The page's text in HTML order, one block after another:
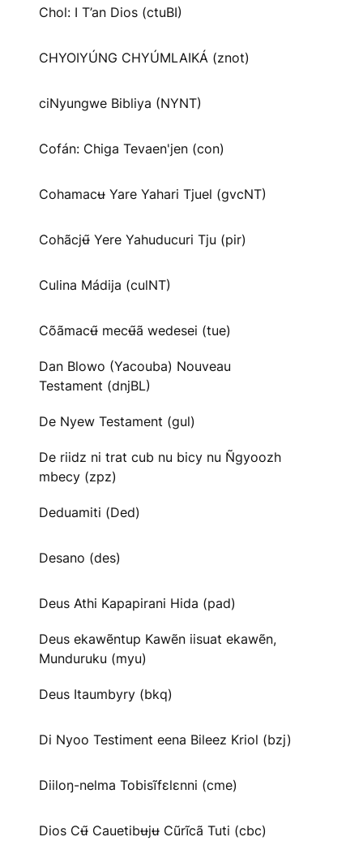
Chol: I T’an Dios (ctuBI)
CHYOIYÚNG CHYÚMLAIKÁ (znot)
ciNyungwe Bibliya (NYNT)
Cofán: Chiga Tevaen'jen (con)
Cohamacʉ Yare Yahari Tjuel (gvcNT)
Cohãcjʉ̃ Yere Yahuducuri Tju (pir)
Culina Mádija (culNT)
Cõãmacʉ̃ mecʉ̃ã wedesei (tue)
Dan Blowo (Yacouba) Nouveau
Testament (dnjBL)
De Nyew Testament (gul)
De riidz ni trat cub nu bicy nu Ñgyoozh
mbecy (zpz)
Deduamiti (Ded)
Desano (des)
Deus Athi Kapapirani Hida (pad)
Deus ekawẽntup Kawẽn iisuat ekawẽn,
Munduruku (myu)
Deus Itaumbyry (bkq)
Di Nyoo Testiment eena Bileez Kriol (bzj)
Diiloŋ-nelma Tobisĩfɛlɛnni (cme)
Dios Cʉ̃ Cauetibʉjʉ Cũrĩcã Tuti (cbc)